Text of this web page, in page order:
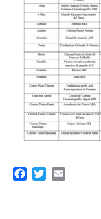
Facebook
Twitter